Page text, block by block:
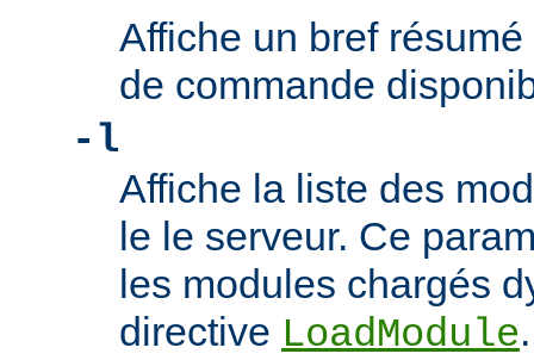
Affiche un bref
de commande
-l
Affiche la liste des
le le serveur. Ce
les modules chargés
directive LoadModule.